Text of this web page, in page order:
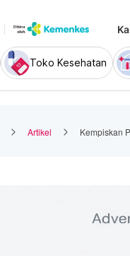
Toko Kesehatan
Artikel Kempiskan